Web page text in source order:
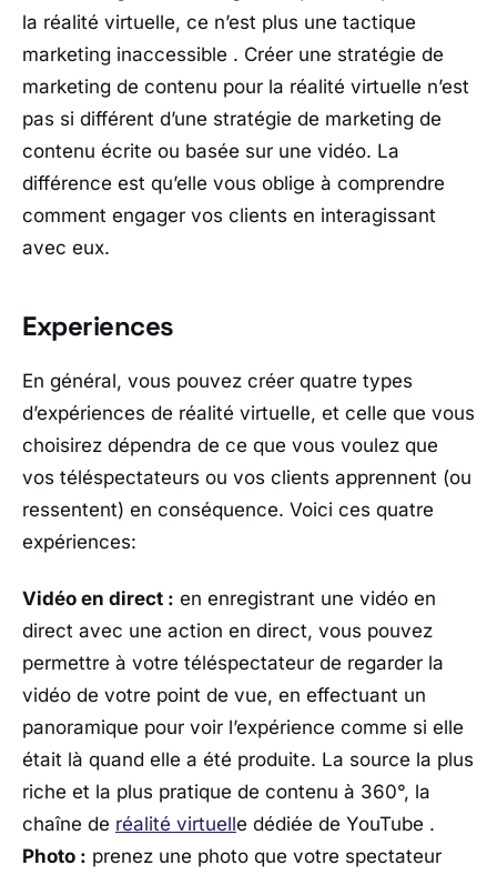
la réalité virtuelle, ce n’est plus une tactique
marketing inaccessible . Créer une stratégie de
marketing de contenu pour la réalité virtuelle n’est
pas si différent d’une stratégie de marketing de
contenu écrite ou basée sur une vidéo. La
différence est qu’elle vous oblige à comprendre
comment engager vos clients en interagissant
avec eux.
Experiences
En général, vous pouvez créer quatre types
d’expériences de réalité virtuelle, et celle que vous
choisirez dépendra de ce que vous voulez que
vos téléspectateurs ou vos clients apprennent (ou
ressentent) en conséquence. Voici ces quatre
expériences:
Vidéo en direct : en enregistrant une vidéo en
direct avec une action en direct, vous pouvez
permettre à votre téléspectateur de regarder la
vidéo de votre point de vue, en effectuant un
panoramique pour voir l’expérience comme si elle
était là quand elle a été produite. La source la plus
riche et la plus pratique de contenu à 360°, la
chaîne de réalité virtuelle dédiée de YouTube .
Photo : prenez une photo que votre spectateur